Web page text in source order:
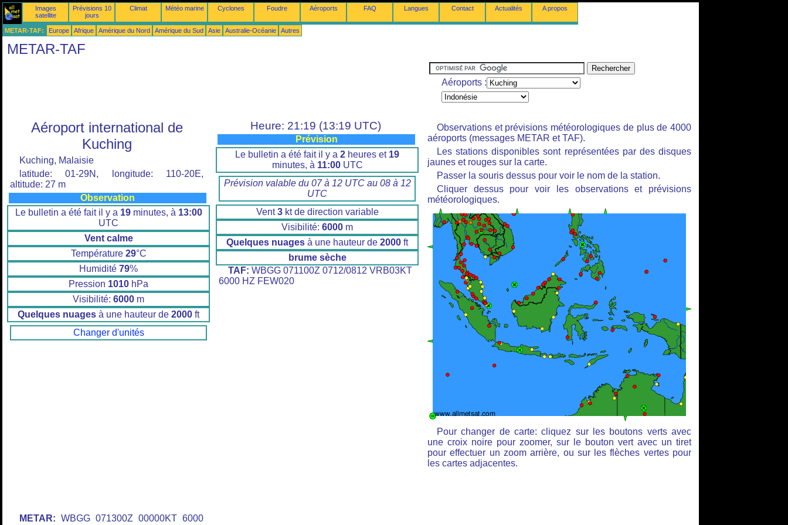
Images
satellite
Prévisions 10
jours
Climat Météo marine Cyclones Foudre Aéroports FAQ Langues Contact Actualités A propos
METAR-TAF: Europe Afrique Amérique du Nord Amérique du Sud Asie Australie-Océanie Autres
METAR-TAF
Aéroports :
Aéroport international de
Kuching
Kuching, Malaisie
latitude: 01-29N, longitude: 110-20E,
altitude: 27 m
Observation
Le bulletin a été fait il y a 19minutes, à 13:00
UTC
Vent calme
Température 29°C
Humidité 79%
Pression 1010 hPa
Visibilité: 6000 m
Quelques nuages à une hauteur de 2000 ft
Changer d'unités
METAR: WBGG 071300Z 00000KT 6000
Heure: 21:19 (13:19 UTC)
Prévision
Le bulletin a été fait il y a 2 heures et 19
minutes, à 11:00UTC
Prévision valable du 07 à 12 UTC au 08 à 12
UTC
Vent3kt de direction variable
Visibilité: 6000 m
Quelques nuages à une hauteur de 2000 ft
brume sèche
TAF: WBGG 071100Z 0712/0812 VRB03KT
6000 HZ FEW020
Observations et prévisions météorologiques de plus de 4000
aéroports (messages METAR et TAF).
Les stations disponibles sont représentées par des disques
jaunes et rouges sur la carte.
Passer la souris dessus pour voir le nom de la station.
Cliquer dessus pour voir les observations et prévisions
météorologiques.
Pour changer de carte: cliquez sur les boutons verts avec
une croix noire pour zoomer, sur le bouton vert avec un tiret
pour effectuer un zoom arrière, ou sur les flèches vertes pour
les cartes adjacentes.